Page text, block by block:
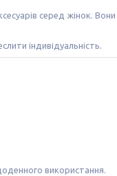
серед жінок.
індивідуальність.
використання.